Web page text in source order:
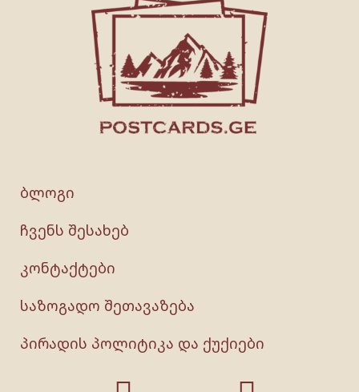
ბლოგი
ჩვენს შესახებ
კონტაქტები
საზოგადო შეთავაზება
პირადის პოლიტიკა და ქუქიები